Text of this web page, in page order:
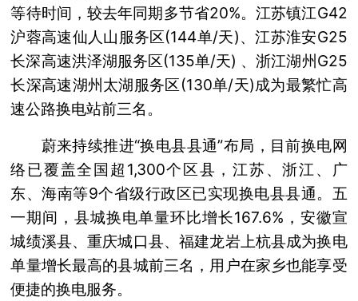
等待时间，较去年同期多节省20%。江苏镇江G42
沪蓉高速仙人山服务区(144单/天)、江苏淮安G25
长深高速洪泽湖服务区(135单/天) 、浙江湖州G25
长深高速湖州太湖服务区(130单/天)成为最繁忙高
速公路换电站前三名。
蔚来持续推进“换电县县通”布局，目前换电网
络已覆盖全国超1,300个区县，江苏、浙江、广
东、海南等9个省级行政区已实现换电县县通。五
一期间，县城换电单量环比增长167.6%，安徽宣
城绩溪县、重庆城口县、福建龙岩上杭县成为换电
单量增长最高的县城前三名，用户在家乡也能享受
便捷的换电服务。